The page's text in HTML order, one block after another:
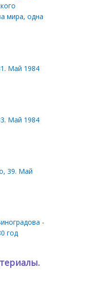
мира, одна
Май 1984
Май 1984
39. Май
-
год